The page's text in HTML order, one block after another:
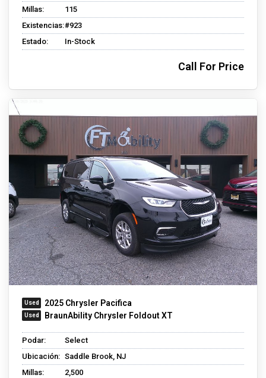
Millas:
115
Existencias:#923
Estado:
In-Stock
Call For Price
2025 Chrysler Pacifica
BraunAbility Chrysler Foldout XT
Podar:
Select
Ubicación: Saddle Brook, NJ
Millas:
2,500